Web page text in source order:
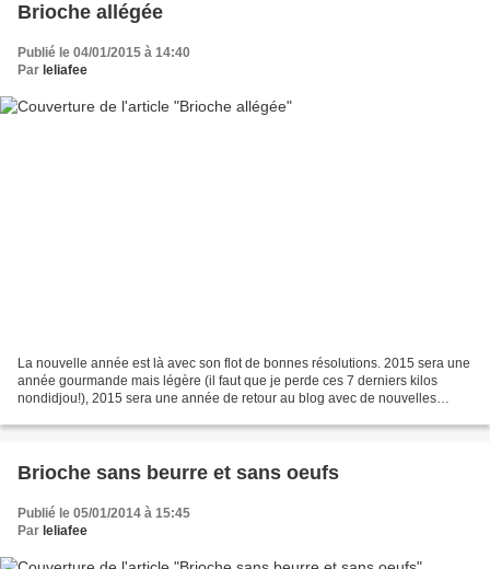
Brioche allégée
Publié le 04/01/2015 à 14:40
Par leliafee
La nouvelle année est là avec son flot de bonnes résolutions. 2015 sera une
année gourmande mais légère (il faut que je perde ces 7 derniers kilos
nondidjou!), 2015 sera une année de retour au blog avec de nouvelles
Brioche sans beurre et sans oeufs
Publié le 05/01/2014 à 15:45
Par leliafee